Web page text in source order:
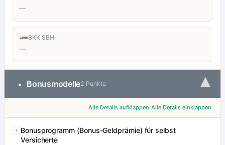
—
BKK SBH
—
• Bonusmodelle2 Punkte ▾
Alle Details aufklappen Alle Details einklappen
Bonusprogramm (Bonus-Geldprämie) für selbst
Versicherte